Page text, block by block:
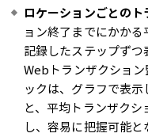
ロケーションごとの
ョン終了までにかかる
記録したステップずつ
Webトランザクショ
ックは、グラフで表
と、平均トランザク
し、容易に把握可能と